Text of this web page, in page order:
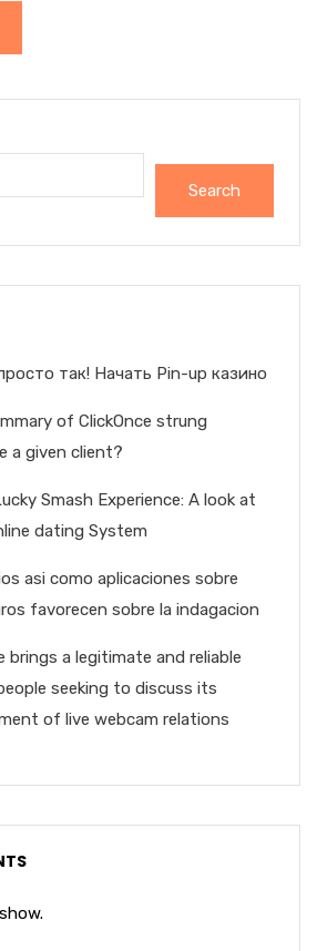
Search
так! Начать Pin-up казино
of ClickOnce strung
a given client?
Smash Experience: A look at
dating System
asi­ como aplicaciones sobre
favorecen sobre la indagacion
brings a legitimate and reliable
seeking to discuss its
of live webcam relations